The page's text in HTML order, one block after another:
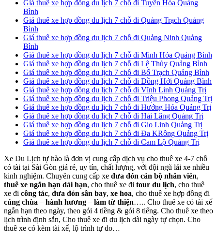
Giá thuê xe hợp đồng du lịch 7 chỗ đi Tuyên Hóa Quảng
Bình
Giá thuê xe hợp đồng du lịch 7 chỗ đi Quảng Trạch Quảng
Bình
Giá thuê xe hợp đồng du lịch 7 chỗ đi Quảng Ninh Quảng
Bình
Giá thuê xe hợp đồng du lịch 7 chỗ đi Minh Hóa Quảng Bình
Giá thuê xe hợp đồng du lịch 7 chỗ đi Lệ Thủy Quảng Bình
Giá thuê xe hợp đồng du lịch 7 chỗ đi Bố Trạch Quảng Bình
Giá thuê xe hợp đồng du lịch 7 chỗ đi Đồng Hới Quảng Bình
Giá thuê xe hợp đồng du lịch 7 chỗ đi Vĩnh Linh Quảng Trị
Giá thuê xe hợp đồng du lịch 7 chỗ đi Triệu Phong Quảng Trị
Giá thuê xe hợp đồng du lịch 7 chỗ đi Hướng Hóa Quảng Trị
Giá thuê xe hợp đồng du lịch 7 chỗ đi Hải Lăng Quảng Trị
Giá thuê xe hợp đồng du lịch 7 chỗ đi Gio Linh Quảng Trị
Giá thuê xe hợp đồng du lịch 7 chỗ đi Đa KRông Quảng Trị
Giá thuê xe hợp đồng du lịch 7 chỗ đi Cam Lộ Quảng Trị
Xe Du Lịch tự hào là đơn vị cung cấp dịch vụ cho thuê xe 4-7 chỗ
có tài tại Sài Gòn giá rẻ, uy tín, chất lượng, với đội ngũ lái xe nhiều
kinh nghiệm. Chuyên cung cấp xe đưa đón cán bộ nhân viên,
thuê xe ngắn hạn dài hạn, cho thuê xe đi tour du lịch, cho thuê
xe đi công tác, đưa đón sân bay, xe hoa, cho thuê xe hợp đồng đi
cúng chùa – hành hương – làm từ thiện….. Cho thuê xe có tài xế
ngắn hạn theo ngày, theo gói 4 tiềng & gói 8 tiếng. Cho thuê xe theo
lịch trình định sẵn, Cho thuê xe đi du lịch dài ngày tự chọn. Cho
thuê xe có kèm tài xế, lộ trình tự do…